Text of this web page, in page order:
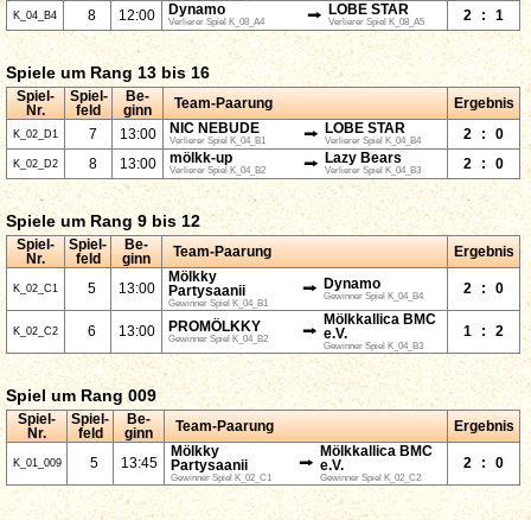
K_04_B4 8 12:00 Dynamo
Verlierer Spiel K_08_A4 ⭢ LOBE STAR
Verlierer Spiel K_08_A5 2 : 1
Spiele um Rang 13 bis 16
Spiel-
Nr.
Spiel-
feld
Be-
ginn
Team-Paarung Ergebnis
K_02_D1 7 13:00 NIC NEBUDE
Verlierer Spiel K_04_B1 ⭢ LOBE STAR
Verlierer Spiel K_04_B4 2 : 0
K_02_D2 8 13:00 mölkk-up
Verlierer Spiel K_04_B2 ⭢ Lazy Bears
Verlierer Spiel K_04_B3 2 : 0
Spiele um Rang 9 bis 12
Spiel-
Nr.
Spiel-
feld
Be-
ginn
Team-Paarung Ergebnis
K_02_C1 5 13:00
Mölkky
Partysaanii
Gewinner Spiel K_04_B1
⭢ Dynamo
Gewinner Spiel K_04_B4
2 : 0
K_02_C2 6 13:00 PROMÖLKKY
Gewinner Spiel K_04_B2 ⭢
Mölkkallica BMC
e.V.
Gewinner Spiel K_04_B3
1 : 2
Spiel um Rang 009
Spiel-
Nr.
Spiel-
feld
Be-
ginn
Team-Paarung Ergebnis
K_01_009 5 13:45
Mölkky
Partysaanii
Gewinner Spiel K_02_C1
⭢
Mölkkallica BMC
e.V.
Gewinner Spiel K_02_C2
2 : 0